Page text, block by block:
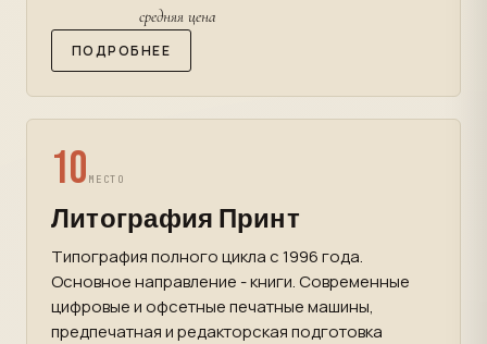
средняя цена
ПОДРОБНЕЕ
10 МЕСТО
Литография Принт
Типография полного цикла с 1996 года.
Основное направление - книги. Современные
цифровые и офсетные печатные машины,
предпечатная и редакторская подготовка